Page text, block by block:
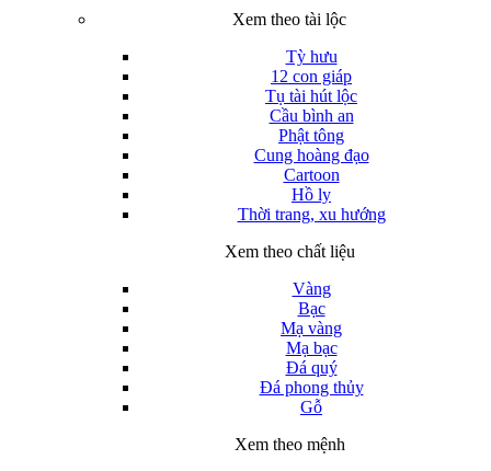
Xem theo tài lộc
Tỳ hưu
12 con giáp
Tụ tài hút lộc
Cầu bình an
Phật tông
Cung hoàng đạo
Cartoon
Hồ ly
Thời trang, xu hướng
Xem theo chất liệu
Vàng
Bạc
Mạ vàng
Mạ bạc
Đá quý
Đá phong thủy
Gỗ
Xem theo mệnh